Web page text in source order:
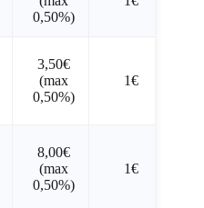
0,50%)
3,50€
(max
0,50%)
1€
8,00€
(max
0,50%)
1€